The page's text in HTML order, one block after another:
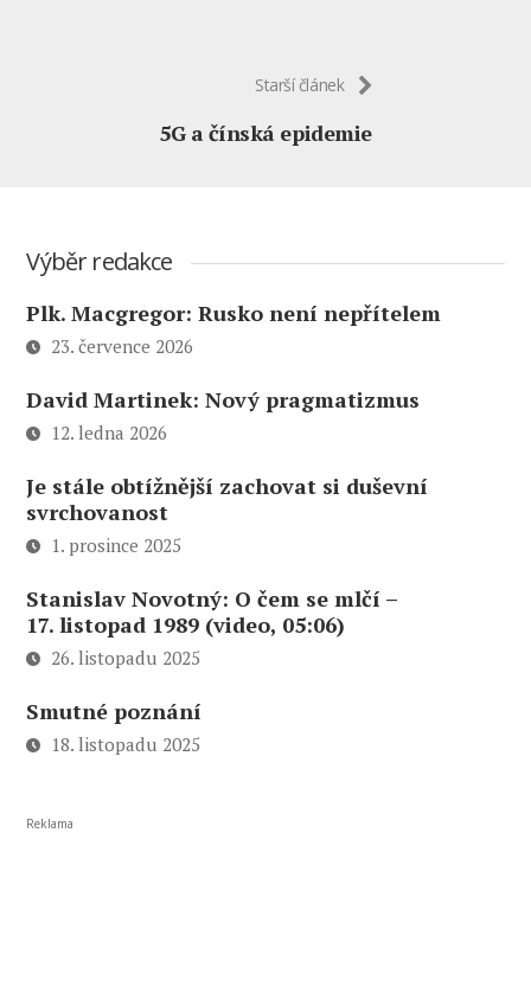
Starší článek
5G a čínská epidemie
Výběr redakce
Plk. Macgregor: Rusko není nepřítelem
23. července 2026
David Martinek: Nový pragmatizmus
12. ledna 2026
Je stále obtížnější zachovat si duševní
svrchovanost
1. prosince 2025
Stanislav Novotný: O čem se mlčí –
17. listopad 1989 (video, 05:06)
26. listopadu 2025
Smutné poznání
18. listopadu 2025
Reklama